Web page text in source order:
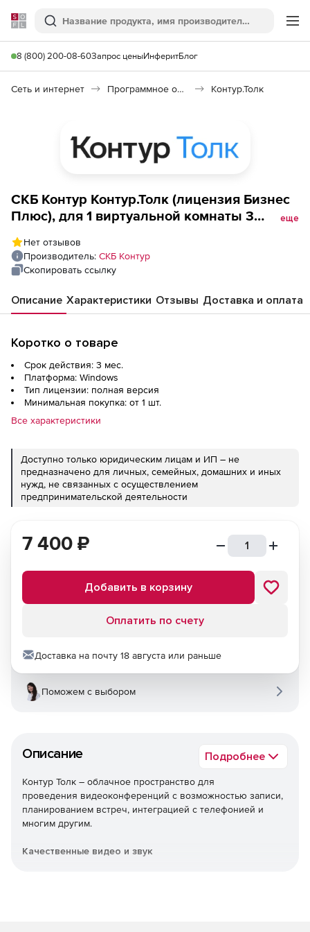
Softline
Поиск
8 (800) 200-08-60Запрос ценыИнферитБлог
Сеть и интернет Программное обеспечение для онлайн общения Контур.Толк
СКБ Контур Контур.Толк (лицензия Бизнес
Плюс), для 1 виртуальной комнаты 3
еще
Нет отзывов
Производитель: СКБ Контур
Скопировать ссылку
Описание Характеристики Отзывы Доставка и оплата
Коротко о товаре
Срок действия: 3 мес.
Платформа: Windows
Тип лицензии: полная версия
Минимальная покупка: от 1 шт.
Все характеристики
Доступно только юридическим лицам и ИП – не
предназначено для личных, семейных, домашних и иных
нужд, не связанных с осуществлением
предпринимательской деятельности
Описание Подробнее
Контур Толк – облачное пространство для
проведения видеоконференций с возможностью записи,
планированием встреч, интеграцией с телефонией и
многим другим.
Качественные видео и звук
7 400 ₽
Добавить в корзину
Оплатить по счету
Доставка на почту 18 августа или раньше
Поможем с выбором